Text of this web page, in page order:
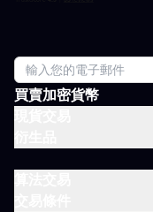
買賣加密貨幣